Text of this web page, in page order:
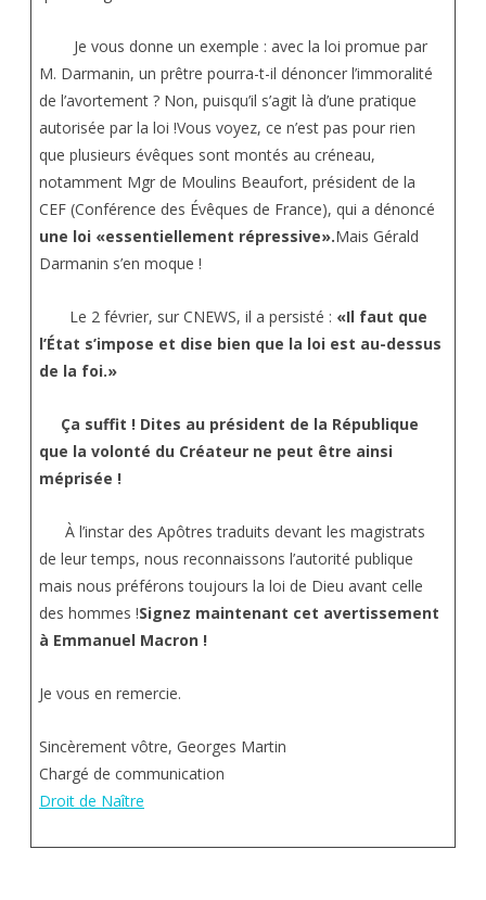
Je vous donne un exemple : avec la loi promue par
M. Darmanin, un prêtre pourra-t-il dénoncer l’immoralité
de l’avortement ? Non, puisqu’il s’agit là d’une pratique
autorisée par la loi !Vous voyez, ce n’est pas pour rien
que plusieurs évêques sont montés au créneau,
notamment Mgr de Moulins Beaufort, président de la
CEF (Conférence des Évêques de France), qui a dénoncé
une loi «essentiellement répressive».Mais Gérald
Darmanin s’en moque !
Le 2 février, sur CNEWS, il a persisté : «Il faut que
l’État s’impose et dise bien que la loi est au-dessus
de la foi.»
Ça suffit ! Dites au président de la République
que la volonté du Créateur ne peut être ainsi
méprisée !
À l’instar des Apôtres traduits devant les magistrats
de leur temps, nous reconnaissons l’autorité publique
mais nous préférons toujours la loi de Dieu avant celle
des hommes !Signez maintenant cet avertissement
à Emmanuel Macron !
Je vous en remercie.
Sincèrement vôtre, Georges Martin
Chargé de communication
Droit de Naître